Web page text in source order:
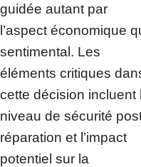
guidée autant par
l’aspect économique
sentimental. Les
éléments critiques
cette décision incluent
niveau de sécurité
réparation et l’impact
potentiel sur la